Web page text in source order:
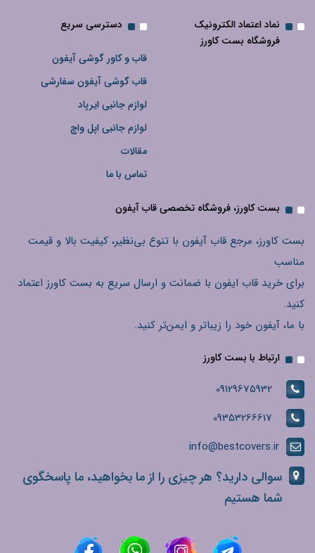
نماد اعتماد الکترونیک
فروشگاه بست کاورز
دسترسی سریع
قاب و کاور گوشی آیفون
قاب گوشی آیفون سفارشی
لوازم جانبی ایرپاد
لوازم جانبی اپل واچ
مقالات
تماس با ما
بست کاورز، فروشگاه تخصصی قاب آیفون
بست کاورز، مرجع قاب آیفون با تنوع بی‌نظیر، کیفیت بالا و قیمت
مناسب
برای خرید قاب ایفون با ضمانت و ارسال سریع به بست کاورز اعتماد
کنید.
با ما، آیفون خود را زیباتر و ایمن‌تر کنید.
ارتباط با بست کاورز
09129675932
09353266617
info@bestcovers.ir
سوالی دارید؟ هر چیزی را از ما بخواهید، ما پاسخگوی
شما هستیم